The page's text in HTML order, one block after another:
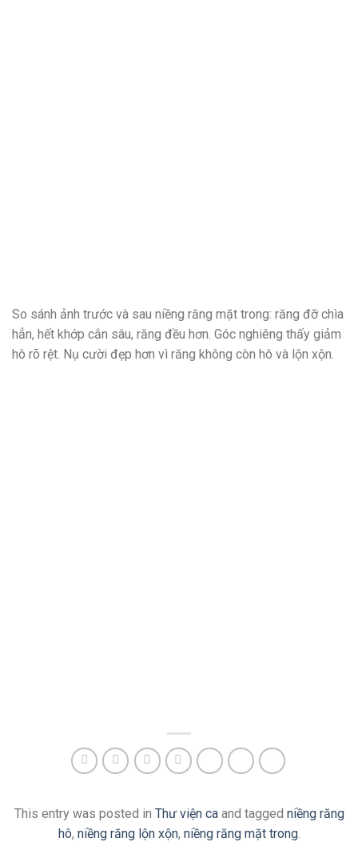
So sánh ảnh trước và sau niềng răng mặt trong: răng đỡ chìa
hẳn, hết khớp cắn sâu, răng đều hơn. Góc nghiêng thấy giảm
hô rõ rệt. Nụ cười đẹp hơn vì răng không còn hô và lộn xộn.
This entry was posted in Thư viện caand tagged niềng răng
hô, niềng răng lộn xộn, niềng răng mặt trong.